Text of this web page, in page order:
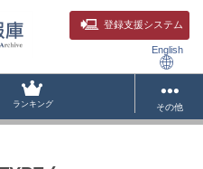
登録支援システム
English
ランキング その他